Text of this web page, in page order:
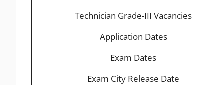
Technician Grade-III Vacancies
Application Dates
Exam Dates
Exam City Release Date